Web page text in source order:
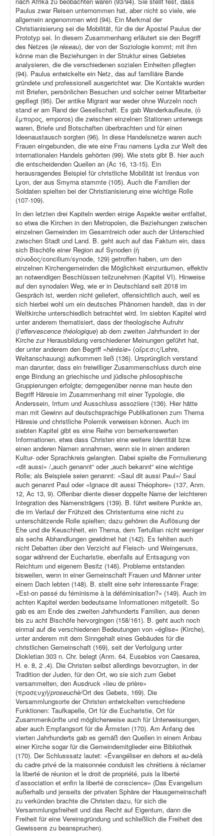
Paulus zwar Reisen unternommen hat, aber nicht so viele, wie
allgemein angenommen wird (94). Ein Merkmal der
Christianisierung sei die Mobilität, für die der Apostel Paulus der
Prototyp sei. In diesem Zusammenhang erläutert sie den Begriff
des Netzes (le réseau), der von der Soziologie kommt; mit ihm
könne man die Beziehungen in der Struktur eines Gebietes
analysieren, die die verschiedenen sozialen Einheiten pflegten
(94). Paulus entwickelte ein Netz, das auf familiäre Bande
gründete und professionell ausgerichtet war. Die Kontakte wurden
mit Briefen, persönlichen Besuchen und solcher seiner Mitarbeiter
gepflegt (95). Der antike Migrant war weder ohne Wurzeln noch
stand er am Rand der Gesellschaft. Es gab Wanderkaufleute, (ὁ
ἔμπορος, emporos) die zwischen einzelnen Stationen unterwegs
waren, Briefe und Botschaften überbrachten und für einen
Ideenaustausch sorgten (96). In diese Handelsnetze waren auch
Frauen eingebunden, die wie eine Frau namens Lydia zur Welt des
internationalen Handels gehörten (99). Wie stets gibt B. hier auch
die entscheidenden Quellen an (Ac 16, 13-15). Ein
herausragendes Beispiel für christliche Mobilität ist Irenäus von
Lyon, der aus Smyrna stammte (105). Auch die Familien der
Soldaten spielten bei der Christianisierung eine wichtige Rolle
(107-109).
In den letzten drei Kapiteln werden einige Aspekte weiter entfaltet,
so etwa die Kirchen in den Metropolen, die Beziehungen zwischen
einzelnen Gemeinden im Gesamtreich oder auch der Unterschied
zwischen Stadt und Land. B. geht auch auf das Faktum ein, dass
sich Bischöfe einer Region auf Synoden (ἡ
σύνοδος/concilium/synode, 129) getroffen haben, um den
einzelnen Kirchengemeinden die Möglichkeit einzuräumen, effektiv
an notwendigen Beschlüssen teilzunehmen (Kapitel VI). Hinweise
auf den synodalen Weg, wie er in Deutschland seit 2018 im
Gespräch ist, werden nicht geliefert, offensichtlich auch, weil es
sich hierbei wohl um ein deutsches Phänomen handelt, das in der
Weltkirche unterschiedlich betrachtet wird. Im siebten Kapitel wird
unter anderem thematisiert, dass der theologische Aufruhr
(l’effervescence théologique) ab dem zweiten Jahrhundert in der
Kirche zur Herausbildung verschiedener Meinungen geführt hat,
der unter anderem den Begriff «hérésie» (αἵρεσις/Lehre,
Weltanschauung) aufkommen ließ (136). Ursprünglich verstand
man darunter, dass ein freiwilliger Zusammenschluss durch eine
enge Bindung an griechische und jüdische philosophische
Gruppierungen erfolgte; demgegenüber nenne man heute den
Begriff Häresie im Zusammenhang mit einer Typologie, die
Anderssein, Irrtum und Ausschluss assoziiere (136). Hier hätte
man mit Gewinn auf deutschsprachige Publikationen zum Thema
Häresie und christliche Polemik verweisen können. Auch im
siebten Kapitel gibt es eine Reihe von bemerkenswerten
Informationen, etwa dass Christen eine weitere Identität bzw.
einen anderen Namen annahmen, wenn sie in einen anderen
Kultur- oder Sprachkreis gelangten. Dabei spielte die Formulierung
«dit aussi» /„auch genannt“ oder „auch bekannt“ eine wichtige
Rolle; als Beispiele seien genannt: «Saul dit aussi Paul»/ Saul
auch genannt Paul oder «Ignace dit aussi Théophore» (137, Anm.
12, Ac 13, 9). Offenbar diente dieser doppelte Name der leichteren
Integration des Namensträgers (139). B. führt weitere Punkte an,
die im Verlauf der Frühzeit des Christentums eine nicht zu
unterschätzende Rolle spielten; dazu gehören die Auflösung der
Ehe und die Keuschheit, ein Thema, dem Tertullian nicht weniger
als sechs Abhandlungen gewidmet hat (142). Es fehlten auch
nicht Debatten über den Verzicht auf Fleisch- und Weingenuss,
sogar während der Eucharistie, ebenfalls auf Entsagung von
Reichtum und eigenem Besitz (146). Probleme entstanden
bisweilen, wenn in einer Gemeinschaft Frauen und Männer unter
einem Dach lebten (148). B. stellt eine sehr interessante Frage:
«Est-on passé du féminisme à la déféminisation?» (149). Auch im
achten Kapitel werden bedeutsame Informationen mitgeteilt. So
gab es am Ende des zweiten Jahrhunderts Familien, aus denen
bis zu acht Bischöfe hervorgingen (158/161). B. geht auch noch
einmal auf die verschiedenen Bedeutungen von «église» (Kirche),
unter anderem mit dem Sinngehalt eines Gebäudes für die
christlichen Gemeinschaft (169), seit der Verfolgung unter
Diokletian 303 n. Chr. belegt (Anm. 64, Eusebios von Caesarea,
H. e. 8, 2 ,4). Die Christen selbst allerdings bevorzugten, in der
Tradition der Juden, für den Ort, wo sie sich zum Gebet
versammelten, den Ausdruck «lieu de prière»
(προσευχή/proseuchè/Ort des Gebets, 169). Die
Versammlungsorte der Christen entwickelten verschiedene
Funktionen: Taufkapelle, Ort für die Eucharistie, Ort für
Zusammenkünfte und möglicherweise auch für Unterweisungen,
aber auch Empfangsort für die Ärmsten (170). Am Anfang des
vierten Jahrhunderts gab es gemäß den Quellen in einem Anbau
einer Kirche sogar für die Gemeindemitglieder eine Bibliothek
(170). Der Schlusssatz lautet: «Évangéliser en dehors et au-delà
du cadre privé de la maisonnée conduisit les chrétiens à réclamer
la liberté de réunion et le droit de propriété, puis la liberté
d’association et enfin la liberté de conscience» (Das Evangelium
außerhalb und jenseits der privaten Sphäre der Hausgemeinschaft
zu verkünden brachte die Christen dazu, für sich die
Versammlungsfreiheit und das Recht auf Eigentum, dann die
Freiheit für eine Vereinsgründung und schließlich die Freiheit des
Gewissens zu beanspruchen).